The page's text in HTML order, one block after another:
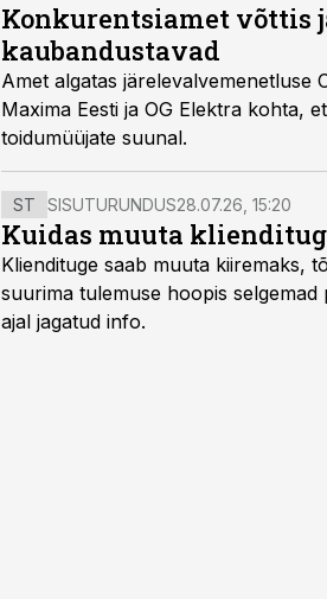
Konkurentsiamet võttis
kaubandustavad
Amet algatas järelevalvemenetluse
Maxima Eesti ja OG Elektra kohta,
toidumüüjate suunal.
ST SISUTURUNDUS28.07.26, 15:20
Kuidas muuta
Kliendituge saab muuta kiiremaks,
suurima tulemuse hoopis
ajal jagatud info.